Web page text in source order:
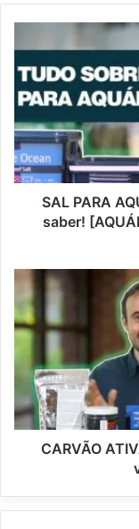
SAL PARA
saber!
CARVÃO